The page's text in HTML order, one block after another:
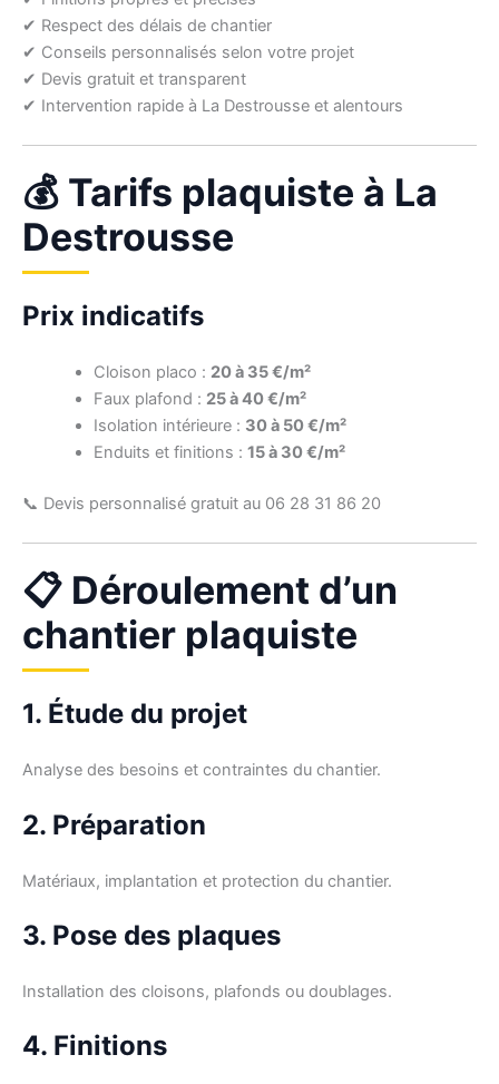
✔ Respect des délais de chantier
✔ Conseils personnalisés selon votre projet
✔ Devis gratuit et transparent
✔ Intervention rapide à La Destrousse et alentours
💰 Tarifs plaquiste à La
Destrousse
Prix indicatifs
Cloison placo : 20 à 35 €/m²
Faux plafond : 25 à 40 €/m²
Isolation intérieure : 30 à 50 €/m²
Enduits et finitions : 15 à 30 €/m²
📞 Devis personnalisé gratuit au 06 28 31 86 20
📋 Déroulement d’un
chantier plaquiste
1. Étude du projet
Analyse des besoins et contraintes du chantier.
2. Préparation
Matériaux, implantation et protection du chantier.
3. Pose des plaques
Installation des cloisons, plafonds ou doublages.
4. Finitions